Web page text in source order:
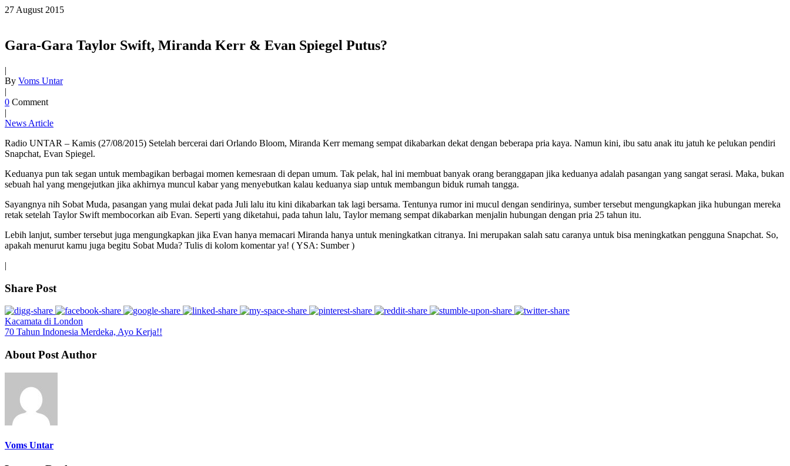
27 August 2015
Gara-Gara Taylor Swift, Miranda Kerr & Evan Spiegel Putus?
|
By Voms Untar
|
0 Comment
|
News Article
Radio UNTAR – Kamis (27/08/2015) Setelah bercerai dari Orlando Bloom, Miranda Kerr memang sempat dikabarkan dekat dengan beberapa pria kaya. Namun kini, ibu satu anak itu jatuh ke pelukan pendiri
Snapchat, Evan Spiegel.
Keduanya pun tak segan untuk membagikan berbagai momen kemesraan di depan umum. Tak pelak, hal ini membuat banyak orang beranggapan jika keduanya adalah pasangan yang sangat serasi. Maka, bukan
sebuah hal yang mengejutkan jika akhirnya muncul kabar yang menyebutkan kalau keduanya siap untuk membangun biduk rumah tangga.
Sayangnya nih Sobat Muda, pasangan yang mulai dekat pada Juli lalu itu kini dikabarkan tak lagi bersama. Tentunya rumor ini mucul dengan sendirinya, sumber tersebut mengungkapkan jika hubungan mereka
retak setelah Taylor Swift membocorkan aib Evan. Seperti yang diketahui, pada tahun lalu, Taylor memang sempat dikabarkan menjalin hubungan dengan pria 25 tahun itu.
Lebih lanjut, sumber tersebut juga mengungkapkan jika Evan hanya memacari Miranda hanya untuk meningkatkan citranya. Ini merupakan salah satu caranya untuk bisa meningkatkan pengguna Snapchat. So,
apakah menurut kamu juga begitu Sobat Muda? Tulis di kolom komentar ya! ( YSA: Sumber )
|
Share Post
Kacamata di London
70 Tahun Indonesia Merdeka, Ayo Kerja!!
About Post Author
Voms Untar